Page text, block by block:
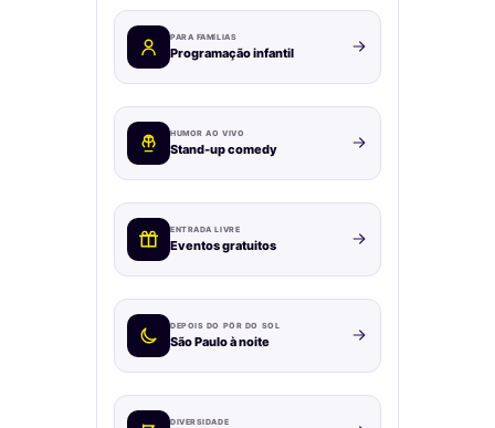
PARA FAMÍLIAS
Programação infantil
HUMOR AO VIVO
Stand-up comedy
ENTRADA LIVRE
Eventos gratuitos
DEPOIS DO PÔR DO SOL
São Paulo à noite
DIVERSIDADE